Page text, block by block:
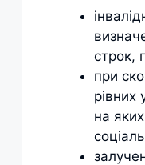
строк,
при
рівних
на